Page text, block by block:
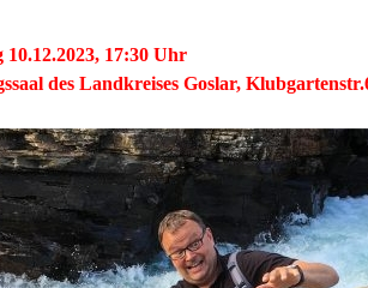
10.12.2023, 17:30 Uhr
des Landkreises Goslar,